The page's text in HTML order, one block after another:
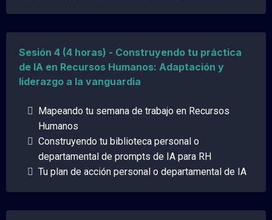
Sesión 4 (4 horas) - Construyendo tu práctica
de IA en Recursos Humanos: Adaptación y
liderazgo a la vanguardia
Mapeando tu semana de trabajo en Recursos
Humanos
Construyendo tu biblioteca personal o
departamental de prompts de IA para RH
Tu plan de acción personal o departamental de IA